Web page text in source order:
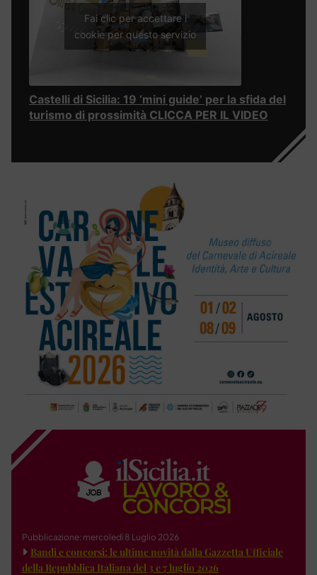
Fai clic per accettare i
cookie per questo servizio
Castelli di Sicilia: 19 ‘mini guide’ per la sfida del
turismo di prossimità CLICCA PER IL VIDEO
Pubblicazione: mercoledì 8 Luglio 2026
Bandi e concorsi: le ultime novità dalla Gazzetta Ufficiale
della Repubblica Italiana del 3 e 7 luglio 2026